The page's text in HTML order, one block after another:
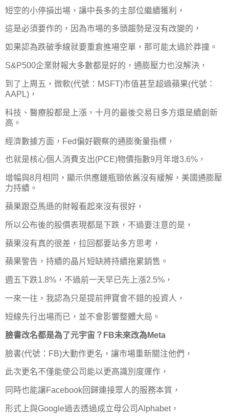
短空的小停損出場，讓中長多的主部位繼續獲利，
這是必須要作的，因為市場的多頭趨勢是沒有改變的，
如果認為跌破季線就要重倉進場空單，那可能太過於莽撞。
S&P500企業財報大多數都是好的，通膨壓力也沒解決，
到了上周五，微軟(代號：MSFT)市值甚至超過蘋果(代號：
AAPL)，
科技、醫療股都是上漲，十月的最後交易日多方還是續創新
高。
經濟數據方面，Fed偏好觀察的通膨衡量指標，
也就是核心個人消費支出(PCE)物價指數9月年增3.6%，
增幅與8月相同，顯示供應鏈瓶頸依舊沒有緩解，美國通膨壓
力持續。
蘋果跟亞馬遜的財報看起來沒有很好，
所以公布後的股價表現都是下跌，不過要注意的是，
蘋果沒有真的很差，拉回都要站多方思考，
蘋果警告，持續的晶片短缺將持續拖累銷售。
週五下跌1.8%，不過前一天早已先上漲2.5%，
一來一往，我認為只是提前押寶會不錯的投資人，
短線先行出場而已，並不會影響整體大局。
臉書改名都是為了元宇宙？FB未來改為Meta
臉書(代號：FB)大動作更名，讓市場重新關注他們，
此次更名不僅能使公司能以更高識別度運作，
同時也能讓Facebook回歸連接眾人的服務本質，
形式上與Google過去透過成立母公司Alphabet，